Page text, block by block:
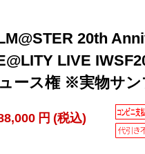
20th
LIVE
ース権 ※実物サン
円 (税込)